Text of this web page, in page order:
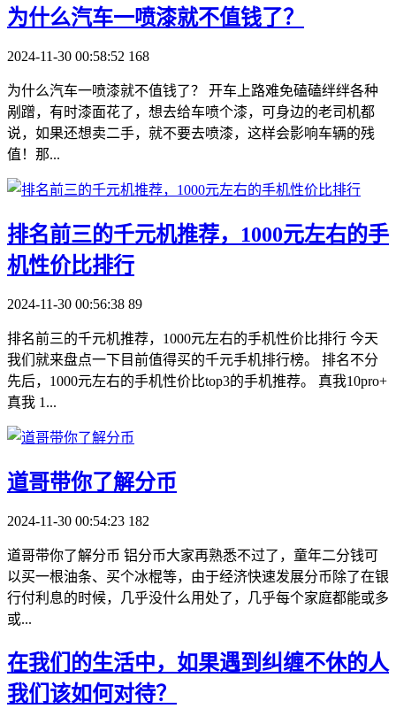
​为什么汽车一喷漆就不值钱了？
2024-11-30 00:58:52 168
为什么汽车一喷漆就不值钱了？ 开车上路难免磕磕绊绊各种
剐蹭，有时漆面花了，想去给车喷个漆，可身边的老司机都
说，如果还想卖二手，就不要去喷漆，这样会影响车辆的残
值！那...
​排名前三的千元机推荐，1000元左右的手
机性价比排行
2024-11-30 00:56:38 89
排名前三的千元机推荐，1000元左右的手机性价比排行 今天
我们就来盘点一下目前值得买的千元手机排行榜。 排名不分
先后，1000元左右的手机性价比top3的手机推荐。 真我10pro+
真我 1...
​道哥带你了解分币
2024-11-30 00:54:23 182
道哥带你了解分币 铝分币大家再熟悉不过了，童年二分钱可
以买一根油条、买个冰棍等，由于经济快速发展分币除了在银
行付利息的时候，几乎没什么用处了，几乎每个家庭都能或多
或...
​在我们的生活中，如果遇到纠缠不休的人
我们该如何对待？